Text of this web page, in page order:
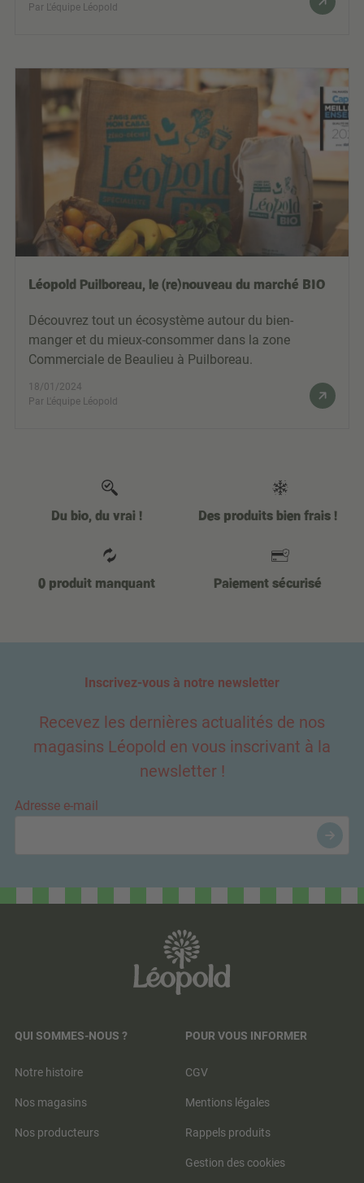
Par L'équipe Léopold
Léopold Puilboreau, le (re)nouveau du marché BIO
Découvrez tout un écosystème autour du bien-
manger et du mieux-consommer dans la zone
Commerciale de Beaulieu à Puilboreau.
18/01/2024
Par L'équipe Léopold
Du bio, du vrai ! Des produits bien frais !
0 produit manquant Paiement sécurisé
Inscrivez-vous à notre newsletter
Recevez les dernières actualités de nos
magasins Léopold en vous inscrivant à la
newsletter !
Adresse e-mail
QUI SOMMES-NOUS ?
Notre histoire
Nos magasins
Nos producteurs
POUR VOUS INFORMER
CGV
Mentions légales
Rappels produits
Gestion des cookies